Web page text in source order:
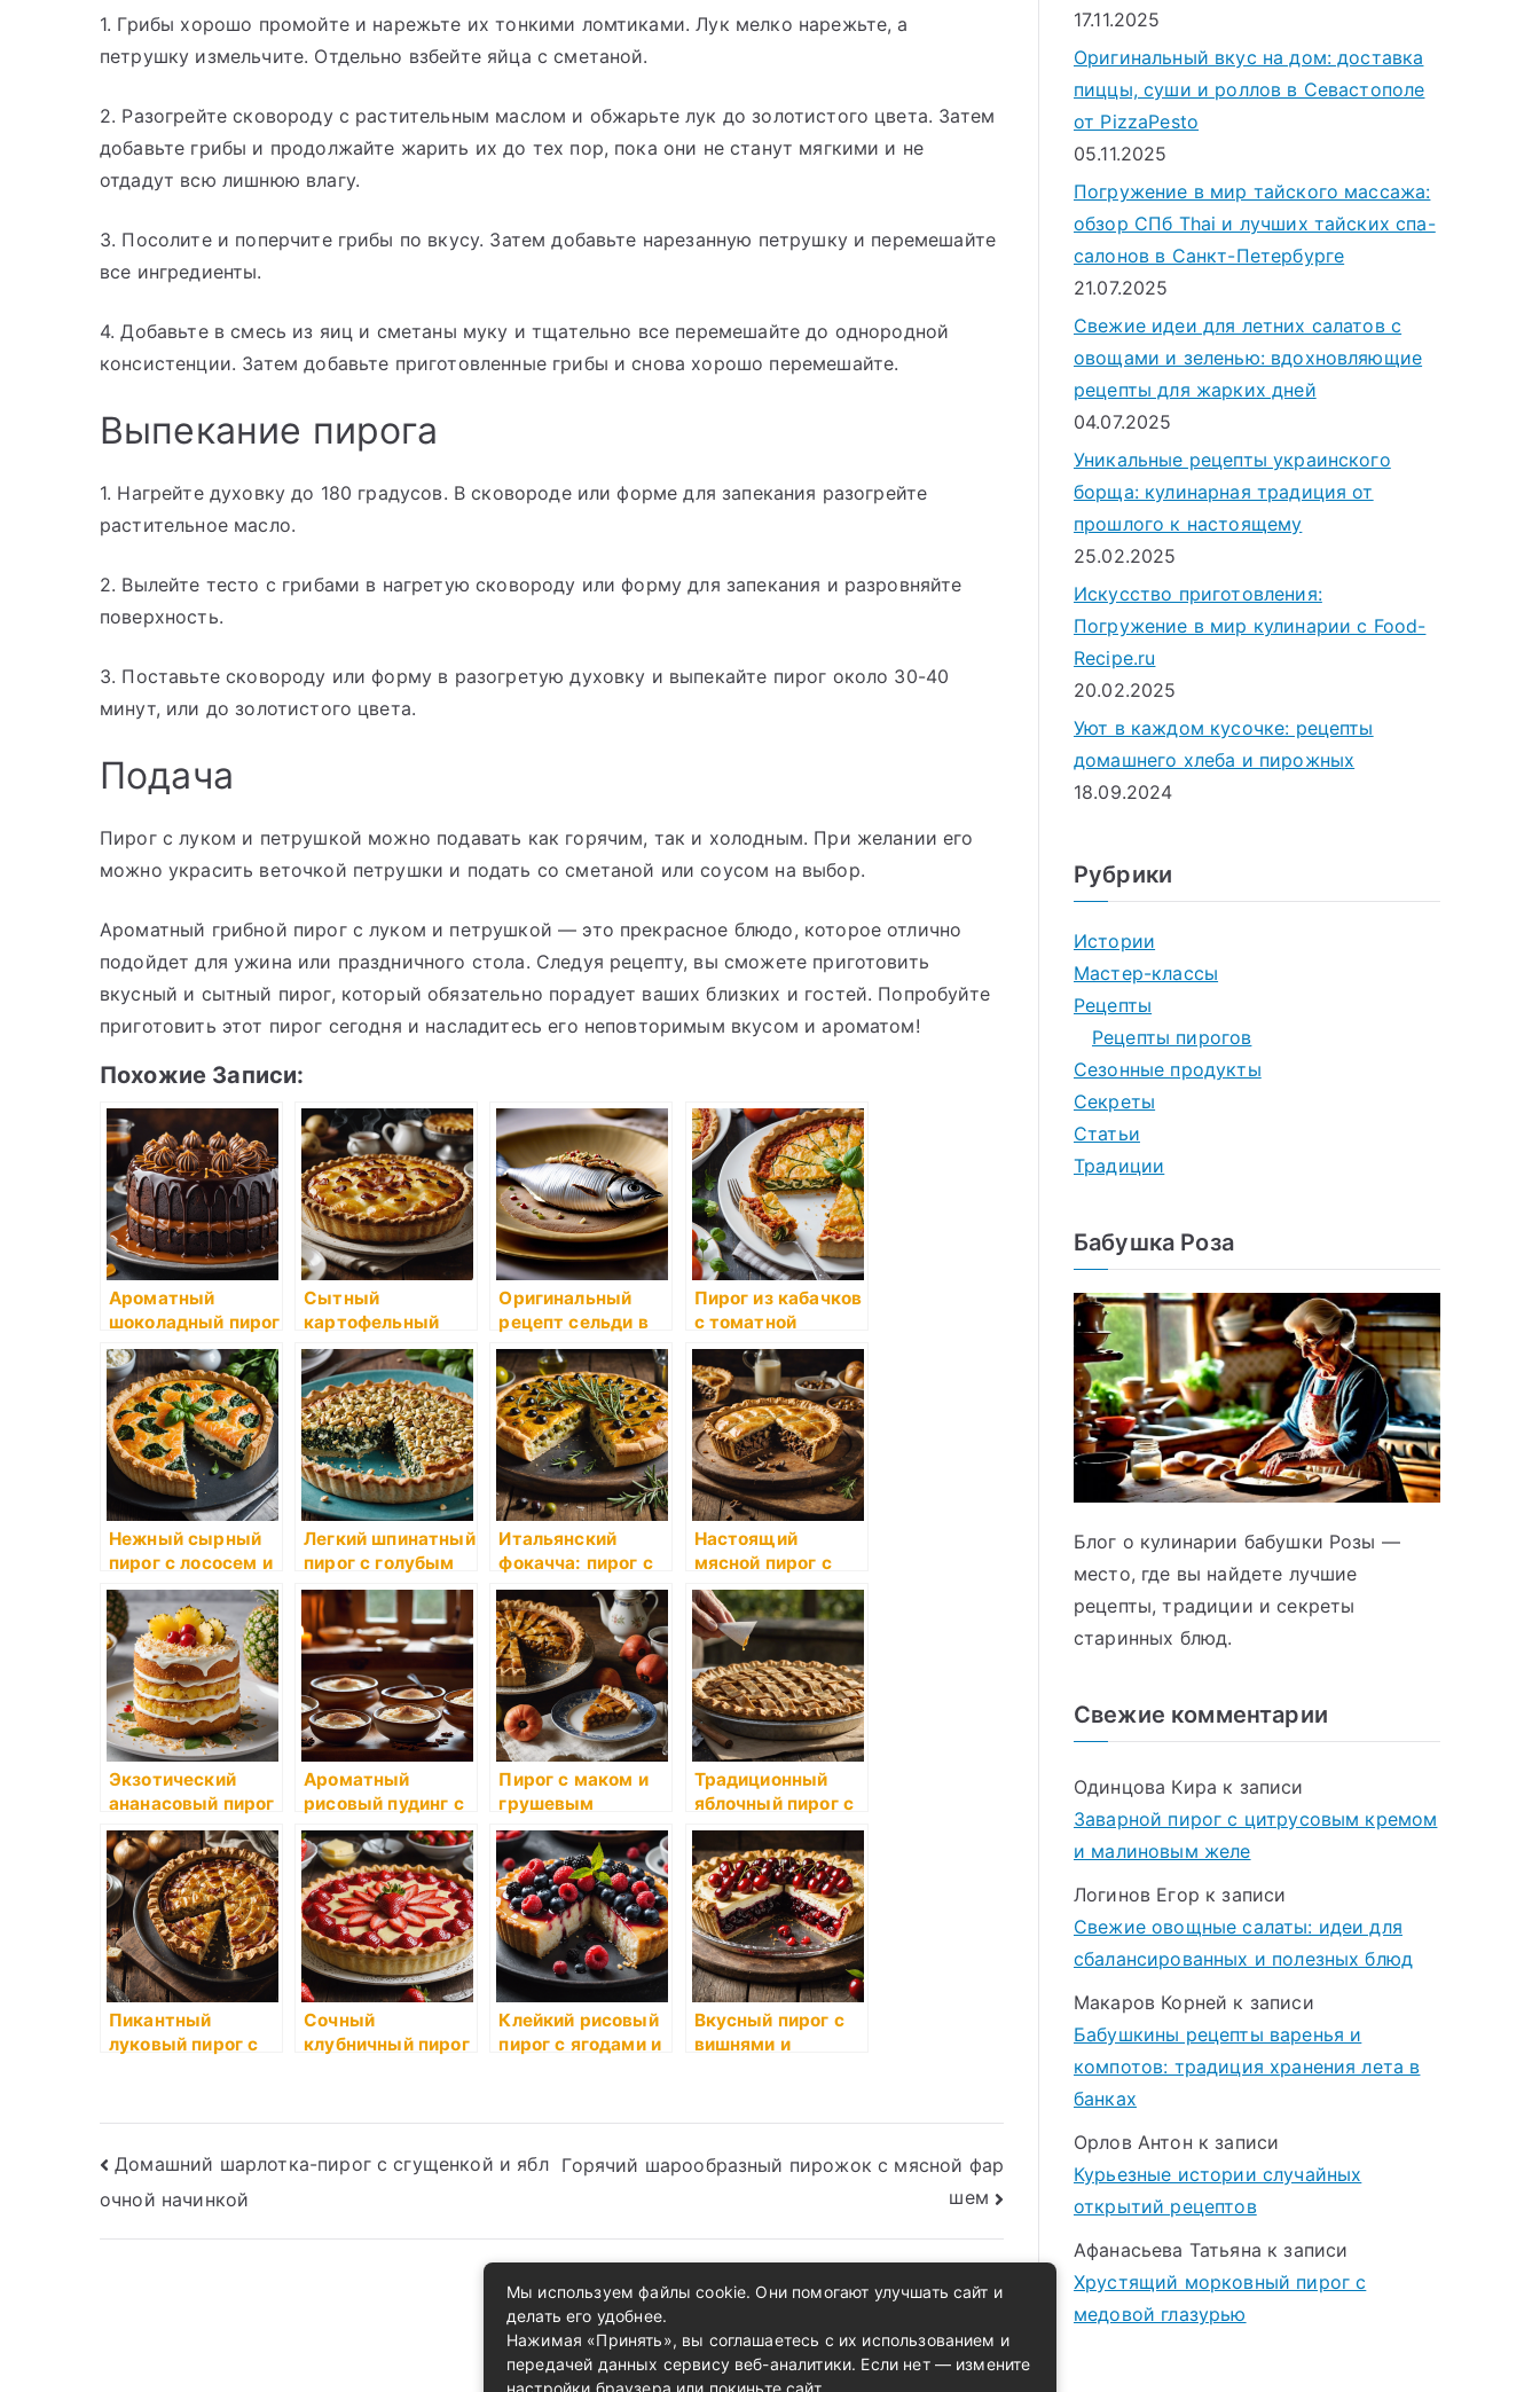
1. Грибы хорошо промойте и нарежьте их тонкими ломтиками. Лук мелко нарежьте, а
петрушку измельчите. Отдельно взбейте яйца с сметаной.
2. Разогрейте сковороду с растительным маслом и обжарьте лук до золотистого цвета. Затем
добавьте грибы и продолжайте жарить их до тех пор, пока они не станут мягкими и не
отдадут всю лишнюю влагу.
3. Посолите и поперчите грибы по вкусу. Затем добавьте нарезанную петрушку и перемешайте
все ингредиенты.
4. Добавьте в смесь из яиц и сметаны муку и тщательно все перемешайте до однородной
консистенции. Затем добавьте приготовленные грибы и снова хорошо перемешайте.
Выпекание пирога
1. Нагрейте духовку до 180 градусов. В сковороде или форме для запекания разогрейте
растительное масло.
2. Вылейте тесто с грибами в нагретую сковороду или форму для запекания и разровняйте
поверхность.
3. Поставьте сковороду или форму в разогретую духовку и выпекайте пирог около 30-40
минут, или до золотистого цвета.
Подача
Пирог с луком и петрушкой можно подавать как горячим, так и холодным. При желании его
можно украсить веточкой петрушки и подать со сметаной или соусом на выбор.
Ароматный грибной пирог с луком и петрушкой — это прекрасное блюдо, которое отлично
подойдет для ужина или праздничного стола. Следуя рецепту, вы сможете приготовить
вкусный и сытный пирог, который обязательно порадует ваших близких и гостей. Попробуйте
приготовить этот пирог сегодня и насладитесь его неповторимым вкусом и ароматом!
Похожие Записи:
Ароматный
шоколадный пирог
с карамельной
начинкой
Сытный
картофельный
пирог с беконом и
сыром: рецепт от
бабушки Розы
Оригинальный
рецепт сельди в
песочном тесте с
луком
Пирог из кабачков
с томатной
подливкой и
сыром
Нежный сырный
пирог с лососем и
шпинатом
Легкий шпинатный
пирог с голубым
сыром и орехами
Итальянский
фокачча: пирог с
оливками и
розмарином
Настоящий
мясной пирог с
говядиной и
грибами
Экзотический
ананасовый пирог
с кокосовой
стружкой
Ароматный
рисовый пудинг с
ванилью и
корицей
Пирог с маком и
грушевым
повидлом по
старинному
рецепту
Традиционный
яблочный пирог с
корочкой, как у
бабушки
Пикантный
луковый пирог с
Сочный
клубничный пирог
Клейкий рисовый
пирог с ягодами и
Вкусный пирог с
вишнями и
Навигация
по
Домашний шарлотка-пирог с сгущенкой и ябл
очной начинкой
Горячий шарообразный пирожок с мясной фар
шем
17.11.2025
Оригинальный вкус на дом: доставка
пиццы, суши и роллов в Севастополе
от PizzaPesto
05.11.2025
Погружение в мир тайского массажа:
обзор СПб Thai и лучших тайских спа-
салонов в Санкт-Петербурге
21.07.2025
Свежие идеи для летних салатов с
овощами и зеленью: вдохновляющие
рецепты для жарких дней
04.07.2025
Уникальные рецепты украинского
борща: кулинарная традиция от
прошлого к настоящему
25.02.2025
Искусство приготовления:
Погружение в мир кулинарии с Food-
Recipe.ru
20.02.2025
Уют в каждом кусочке: рецепты
домашнего хлеба и пирожных
18.09.2024
Рубрики
Истории
Мастер-классы
Рецепты
Рецепты пирогов
Сезонные продукты
Секреты
Статьи
Традиции
Бабушка Роза
Блог о кулинарии бабушки Розы —
место, где вы найдете лучшие
рецепты, традиции и секреты
старинных блюд.
Свежие комментарии
Одинцова Кира к записи
Заварной пирог с цитрусовым кремом
и малиновым желе
Логинов Егор к записи
Свежие овощные салаты: идеи для
сбалансированных и полезных блюд
Макаров Корней к записи
Бабушкины рецепты варенья и
компотов: традиция хранения лета в
банках
Орлов Антон к записи
Курьезные истории случайных
открытий рецептов
Афанасьева Татьяна к записи
Хрустящий морковный пирог с
медовой глазурью
Мы используем файлы cookie. Они помогают улучшать сайт и
делать его удобнее.
Нажимая «Принять», вы соглашаетесь с их использованием и
передачей данных сервису веб-аналитики. Если нет — измените
настройки браузера или покиньте сайт.